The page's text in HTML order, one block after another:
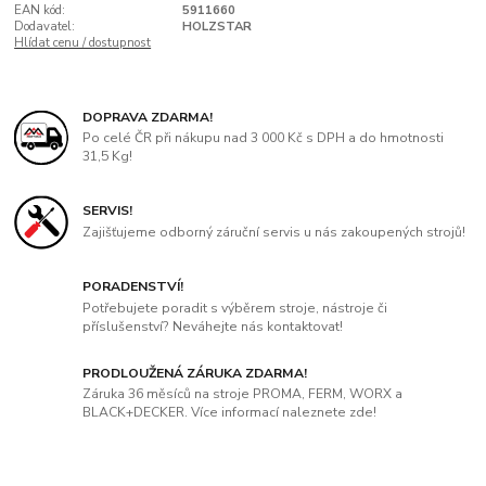
EAN kód:
5911660
Dodavatel:
HOLZSTAR
Hlídat cenu / dostupnost
DOPRAVA ZDARMA!
Po celé ČR při nákupu nad 3 000 Kč s DPH a do hmotnosti
31,5 Kg!
SERVIS!
Zajišťujeme odborný záruční servis u nás zakoupených strojů!
PORADENSTVÍ!
Potřebujete poradit s výběrem stroje, nástroje či
příslušenství? Neváhejte nás kontaktovat!
PRODLOUŽENÁ ZÁRUKA ZDARMA!
Záruka 36 měsíců na stroje PROMA, FERM, WORX a
BLACK+DECKER. Více informací naleznete zde!